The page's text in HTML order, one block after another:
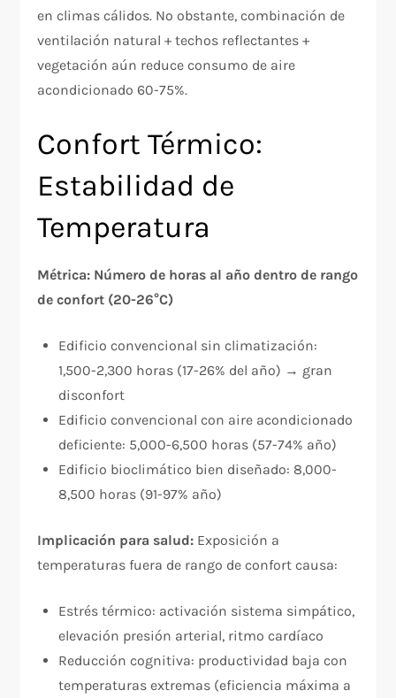
en climas cálidos. No obstante, combinación de
ventilación natural + techos reflectantes +
vegetación aún reduce consumo de aire
acondicionado 60-75%.
Confort Térmico:
Estabilidad de
Temperatura
Métrica: Número de horas al año dentro de rango
de confort (20-26°C)
Edificio convencional sin climatización:
1,500-2,300 horas (17-26% del año) → gran
disconfort
Edificio convencional con aire acondicionado
deficiente: 5,000-6,500 horas (57-74% año)
Edificio bioclimático bien diseñado: 8,000-
8,500 horas (91-97% año)
Implicación para salud: Exposición a
temperaturas fuera de rango de confort causa:
Estrés térmico: activación sistema simpático,
elevación presión arterial, ritmo cardíaco
Reducción cognitiva: productividad baja con
temperaturas extremas (eficiencia máxima a